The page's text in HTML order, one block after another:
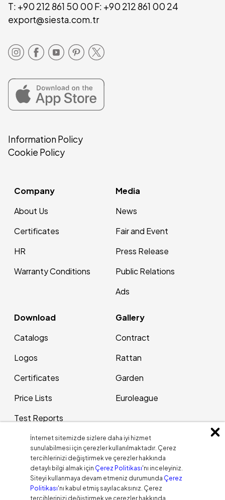
T: +90 212 861 50 00 F: +90 212 861 00 24
export@siesta.com.tr
Information Policy
Cookie Policy
Company
About Us
Certificates
HR
Warranty Conditions
Media
News
Fair and Event
Press Release
Public Relations
Ads
Download
Catalogs
Logos
Certificates
Price Lists
Test Reports
Patents
Gallery
Contract
Rattan
Garden
Euroleague
Contact Us
Address
Blog
İnternet sitemizde sizlere daha iyi hizmet
sunulabilmesi için çerezler kullanılmaktadır. Çerez
tercihlerinizi değiştirmek ve çerezler hakkında
detaylı bilgi almak için Çerez Politikası'nı inceleyiniz.
Siteyi kullanmaya devam etmeniz durumunda Çerez
Politikası'nı kabul etmiş sayılacaksınız. Çerez
tercihlerinizi değiştirmek ve çerezler hakkında